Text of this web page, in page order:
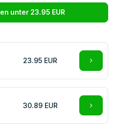
unter 23.95 EUR
23.95 EUR
30.89 EUR